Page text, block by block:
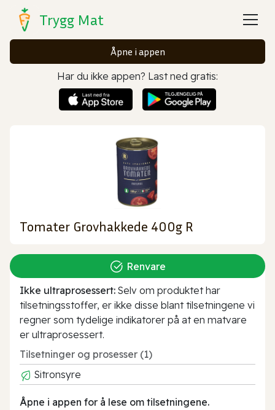
Trygg Mat
Åpne i appen
Har du ikke appen? Last ned gratis:
Tomater Grovhakkede 400g R
Renvare
Ikke ultraprosessert: Selv om produktet har
tilsetningsstoffer, er ikke disse blant tilsetningene vi
regner som tydelige indikatorer på at en matvare
er ultraprosessert.
Tilsetninger og prosesser (1)
Sitronsyre
Åpne i appen for å lese om tilsetningene.